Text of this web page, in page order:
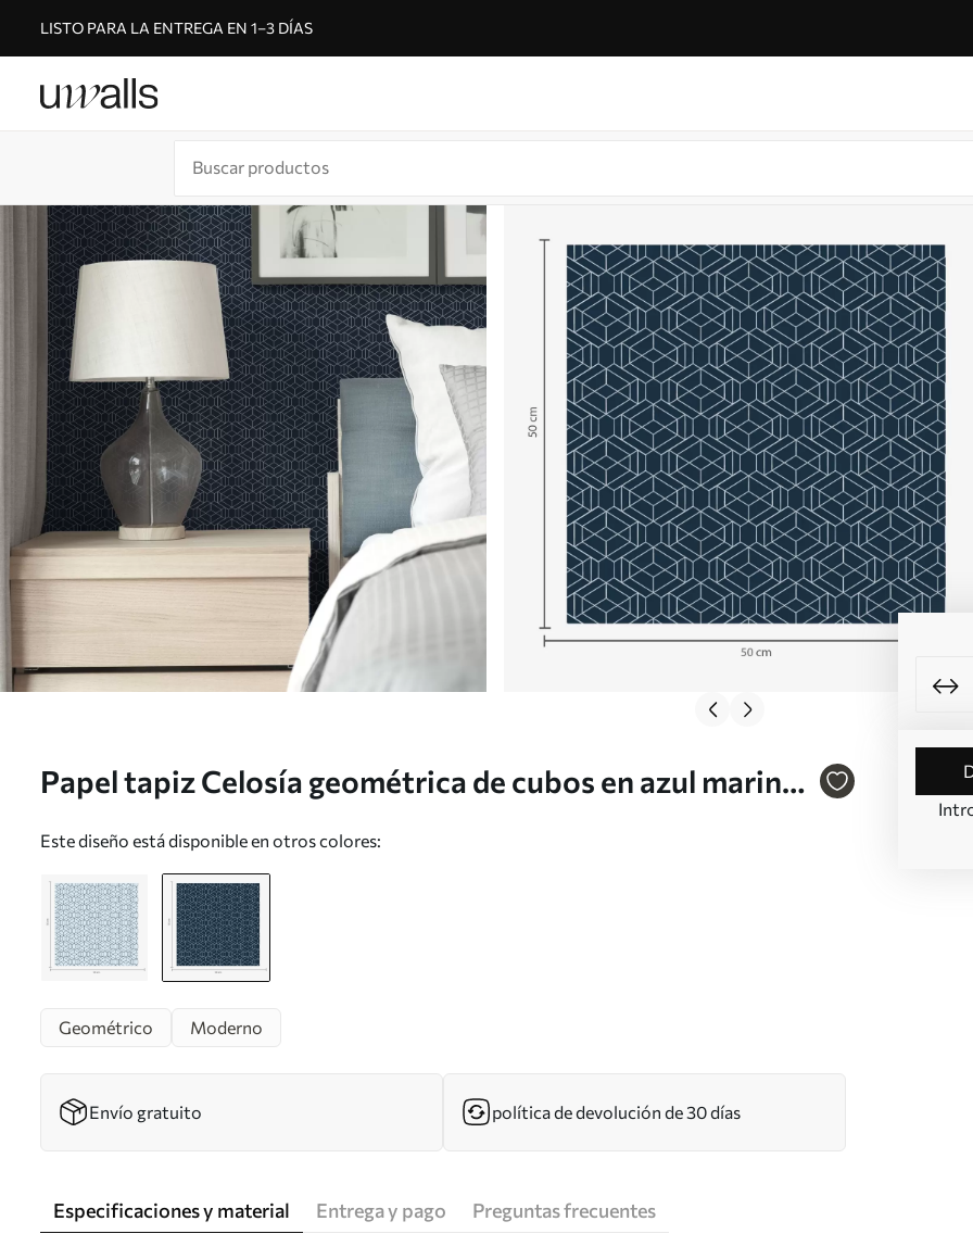
LISTO PARA LA ENTREGA EN 1–3 DÍAS
Papel tapiz Celosía geométrica de cubos en azul marino
Este diseño está disponible en otros colores:
Geométrico Moderno
Envío gratuito política de devolución de 30 días
Especificaciones y material Entrega y pago Preguntas frecuentes